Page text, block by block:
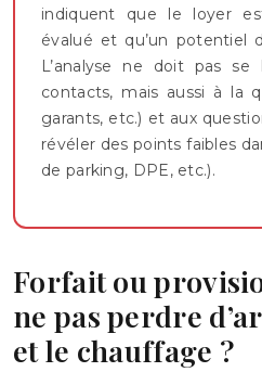
indiquent que le loyer
évalué et qu’un potentiel
L’analyse ne doit pas
contacts, mais aussi à la
garants, etc.) et aux
révéler des points faibles
de parking, DPE, etc.).
Forfait ou
ne pas perdre
et le chauffage ?